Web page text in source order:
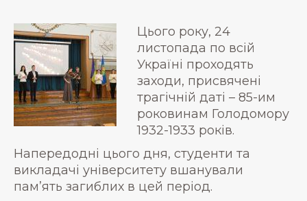
Цього року, 24
листопада по всій
Україні проходять
заходи, присвячені
трагічній даті – 85-им
роковинам Голодомору
1932-1933 років.
Напередодні цього дня, студенти та
викладачі університету вшанували
пам’ять загиблих в цей період.